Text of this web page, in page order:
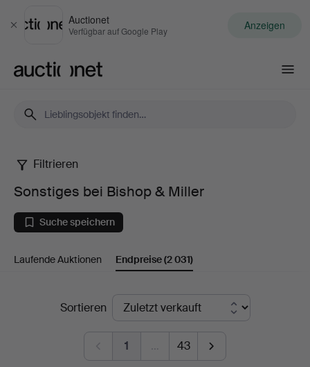
Schließen
Auctionet
Verfügbar auf Google Play Anzeigen
Sonstiges
bei
Bishop
Filtrieren
Sonstiges bei Bishop & Miller
Suche speichern
Laufende Auktionen Endpreise(2 031)
EndpreiseSortieren
1 … 43